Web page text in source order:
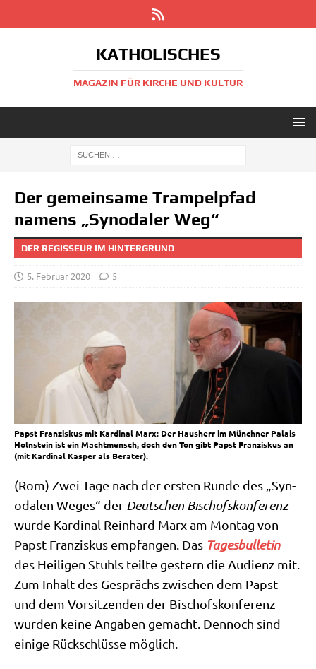
KATHOLISCHES
MAGAZIN FÜR KIRCHE UND KULTUR
Der gemeinsame Trampelpfad
namens „Synodaler Weg“
DER REGISSEUR IM HINTERGRUND
5. Februar 2020 5
Papst Franziskus mit Kardinal Marx: Der Hausherr im Münchner Palais
Holnstein ist ein Machtmensch, doch den Ton gibt Papst Franziskus an
(mit Kardinal Kasper als Berater).
(Rom) Zwei Tage nach der ersten Run­de des „Syn­
oda­len Weges“ der Deut­schen Bischofs­kon­fe­renz
wur­de Kar­di­nal Rein­hard Marx am Mon­tag von
Papst Fran­zis­kus emp­fan­gen. Das Tages­bul­le­tin
des Hei­li­gen Stuhls teil­te gestern die Audi­enz mit.
Zum Inhalt des Gesprächs zwi­schen dem Papst
und dem Vor­sit­zen­den der Bischofs­kon­fe­renz
wur­den kei­ne Anga­ben gemacht. Den­noch sind
eini­ge Rück­schlüs­se möglich.